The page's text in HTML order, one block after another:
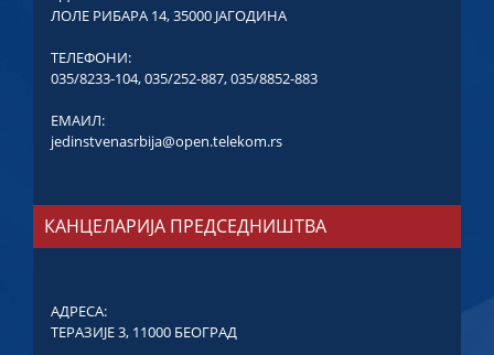
ЛОЛЕ РИБАРА 14, 35000 ЈАГОДИНА
ТЕЛЕФОНИ:
035/8233-104,035/252-887,035/8852-883
ЕМАИЛ:
jedinstvenasrbija@open.telekom.rs
КАНЦЕЛАРИЈА ПРЕДСЕДНИШТВА
АДРЕСА:
ТЕРАЗИЈЕ 3, 11000 БЕОГРАД